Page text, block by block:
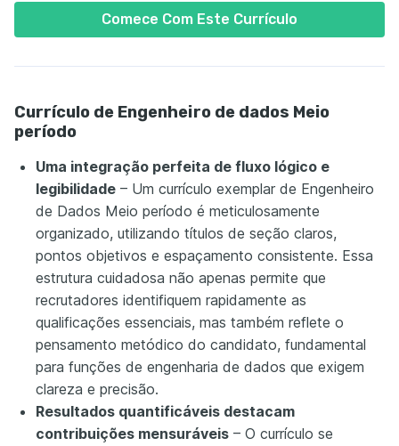
Comece Com Este Currículo
Currículo de Engenheiro de dados Meio
período
Uma integração perfeita de fluxo lógico e
legibilidade – Um currículo exemplar de Engenheiro
de Dados Meio período é meticulosamente
organizado, utilizando títulos de seção claros,
pontos objetivos e espaçamento consistente. Essa
estrutura cuidadosa não apenas permite que
recrutadores identifiquem rapidamente as
qualificações essenciais, mas também reflete o
pensamento metódico do candidato, fundamental
para funções de engenharia de dados que exigem
clareza e precisão.
Resultados quantificáveis destacam
contribuições mensuráveis – O currículo se